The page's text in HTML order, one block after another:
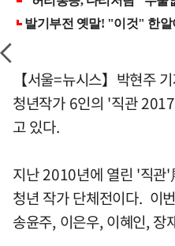
【서울=뉴시스】박현주
청년작가 6인의 '직관
고 있다.
지난 2010년에 열린 '직관
청년 작가 단체전이다. 이
송윤주, 이은우, 이혜인, 장